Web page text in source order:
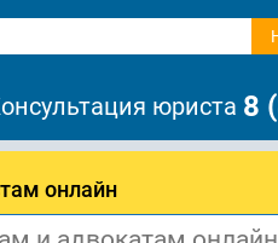
юриста 8
онлайн